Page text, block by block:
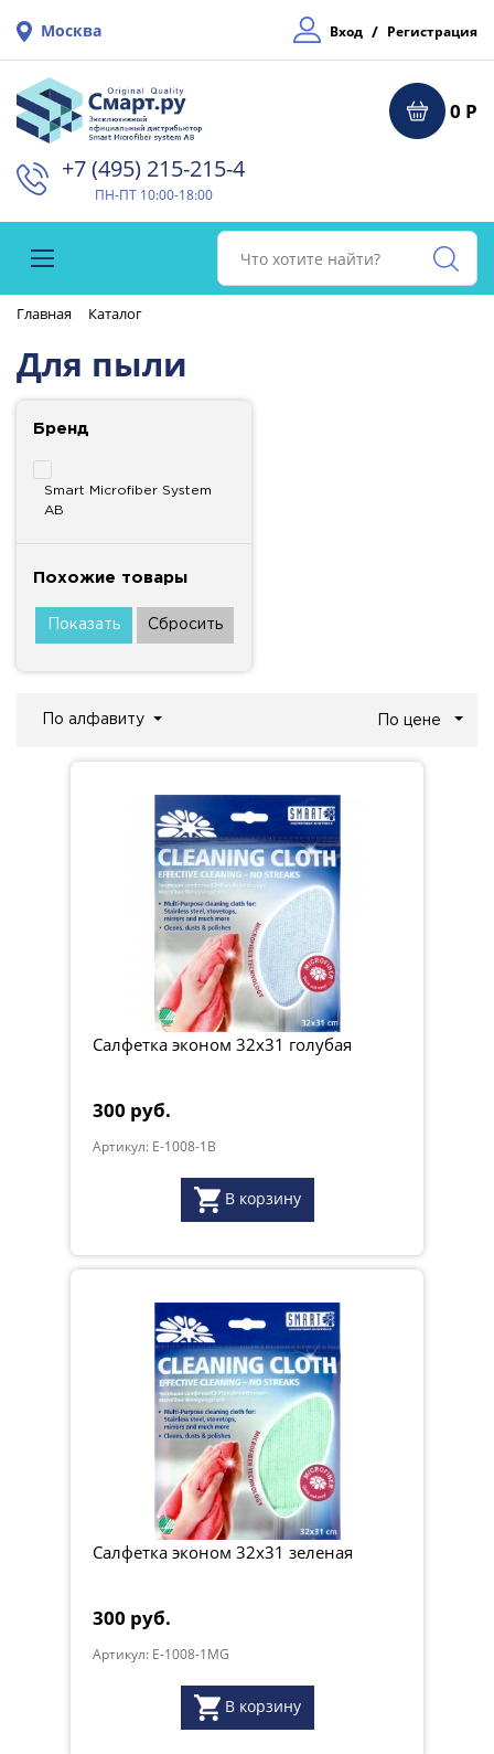
Москва Вход / Регистрация
0 Р
+7 (495) 215-215-4⁠
ПН-ПТ 10:00-18:00
Главная Каталог
Для пыли
Бренд
Smart Microfiber System
AB
Похожие товары
По алфавиту По цене
Салфетка эконом 32х31 голубая
300 руб.
Артикул: E-1008-1B
В корзину
Салфетка эконом 32х31 зеленая
300 руб.
Артикул: E-1008-1MG
В корзину